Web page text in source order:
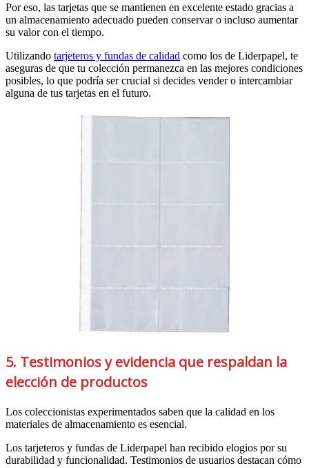
Por eso, las tarjetas que se mantienen en excelente estado gracias a
un almacenamiento adecuado pueden conservar o incluso aumentar
su valor con el tiempo.
Utilizando tarjeteros y fundas de calidad como los de Liderpapel, te
aseguras de que tu colección permanezca en las mejores condiciones
posibles, lo que podría ser crucial si decides vender o intercambiar
alguna de tus tarjetas en el futuro.
5. Testimonios y evidencia que respaldan la
elección de productos
Los coleccionistas experimentados saben que la calidad en los
materiales de almacenamiento es esencial.
Los tarjeteros y fundas de Liderpapel han recibido elogios por su
durabilidad y funcionalidad. Testimonios de usuarios destacan cómo